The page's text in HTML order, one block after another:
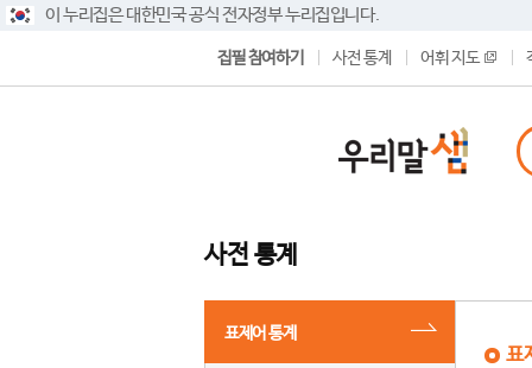
이 누리집은 대한민국 공식 전자정부 누리집입니다.
집필 참여하기 사전 통계 어휘 지도
사전 통계
표제어 통계
표